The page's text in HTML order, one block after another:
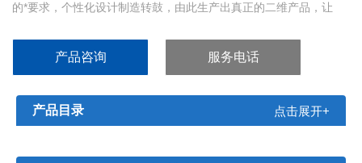
的*要求，个性化设计制造转鼓，由此生产出真正的二维产品，让
在很多食品加工业中都获得了成功。她不仅是制作牛肉汉堡的理想
产品咨询 服务电话
产品目录 点击展开+